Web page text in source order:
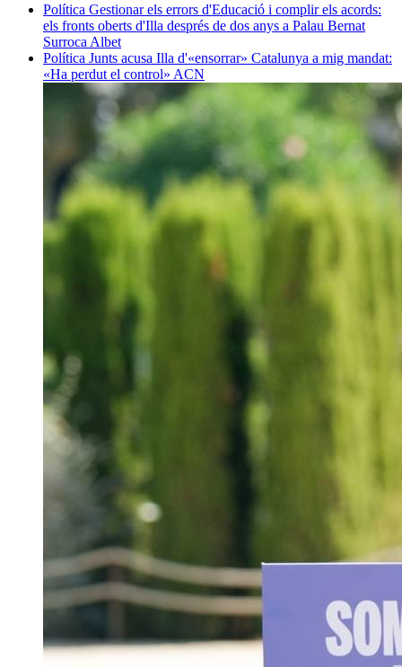
Política Gestionar els errors d'Educació i complir els acords:
els fronts oberts d'Illa després de dos anys a Palau Bernat
Surroca Albet
Política Junts acusa Illa d'«ensorrar» Catalunya a mig mandat:
«Ha perdut el control» ACN